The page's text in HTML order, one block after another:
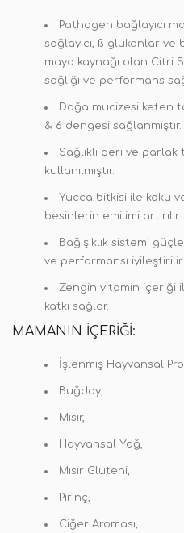
Pathogen bağlayıcı
sağlayıcı, ß-glukanlar ve
maya kaynağı olan Citri
sağlığı ve performans
Doğa mucizesi keten
& 6 dengesi sağlanmıştır.
Sağlıklı deri ve parlak
kullanılmıştır.
Yucca bitkisi ile koku
besinlerin emilimi artırılır.
Bağışıklık sistemi
ve performansı iyileştirilir.
Zengin vitamin içeriği
katkı sağlar.
MAMANIN IÇERIĞI:
İşlenmiş Hayvansal
Buğday,
Mısır,
Hayvansal Yağ,
Mısır Gluteni,
Pirinç,
Ciğer Aroması,